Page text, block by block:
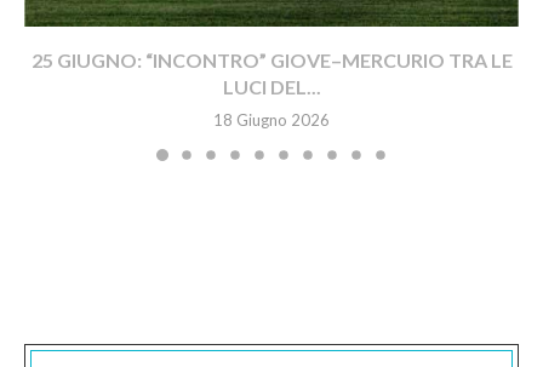
25 GIUGNO: “INCONTRO” GIOVE–MERCURIO TRA LE
LUCI DEL...
18 Giugno 2026